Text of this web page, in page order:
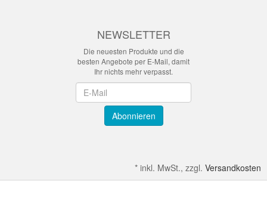
NEWSLETTER
Die neuesten Produkte und die
besten Angebote per E-Mail, damit
Ihr nichts mehr verpasst.
Abonnieren
* inkl. MwSt., zzgl. Versandkosten